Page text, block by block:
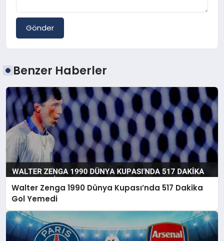
Gönder
Benzer Haberler
Walter Zenga 1990 Dünya Kupası’nda 517 Dakika
Gol Yemedi